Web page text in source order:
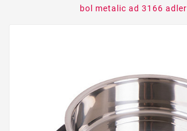
bol metalic ad 3166 adler